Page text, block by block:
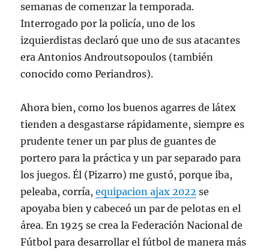
semanas de comenzar la temporada.
Interrogado por la policía, uno de los
izquierdistas declaró que uno de sus atacantes
era Antonios Androutsopoulos (también
conocido como Periandros).
Ahora bien, como los buenos agarres de látex
tienden a desgastarse rápidamente, siempre es
prudente tener un par plus de guantes de
portero para la práctica y un par separado para
los juegos. Él (Pizarro) me gustó, porque iba,
peleaba, corría,equipacion ajax 2022 se
apoyaba bien y cabeceó un par de pelotas en el
área. En 1925 se crea la Federación Nacional de
Fútbol para desarrollar el fútbol de manera más